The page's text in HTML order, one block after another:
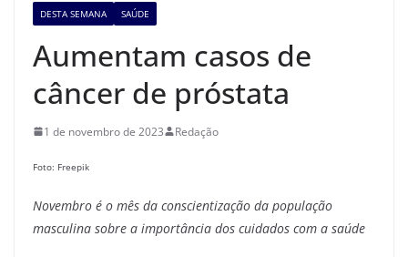
DESTA SEMANA SAÚDE
Aumentam casos de
câncer de próstata
1 de novembro de 2023 Redação
Foto: Freepik
Novembro é o mês da conscientização da população
masculina sobre a importância dos cuidados com a saúde